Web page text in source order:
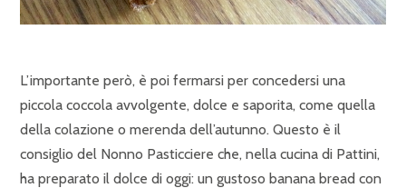
L’importante però, è poi fermarsi per concedersi una
piccola coccola avvolgente, dolce e saporita, come quella
della colazione o merenda dell’autunno. Questo è il
consiglio del Nonno Pasticciere che, nella cucina di Pattini,
ha preparato il dolce di oggi: un gustoso banana bread con